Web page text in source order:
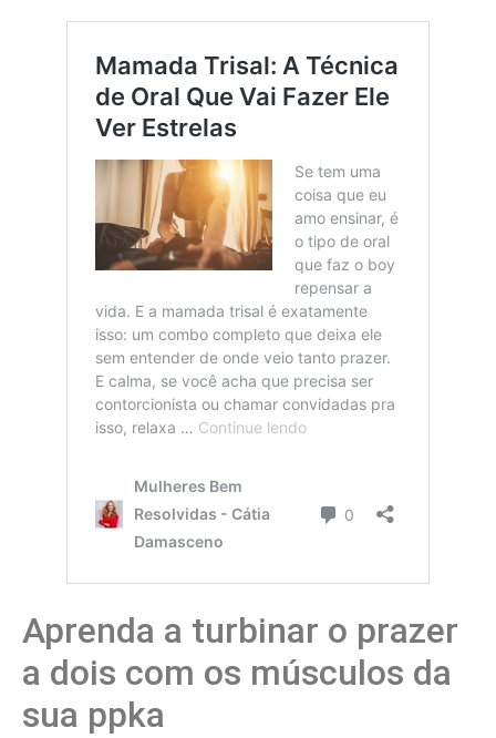
Aprenda a turbinar o prazer
a dois com os músculos da
sua ppka